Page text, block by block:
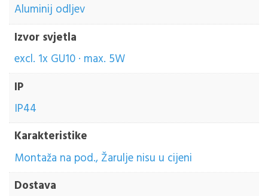
Aluminij odljev
Izvor svjetla
excl. 1x GU10 · max. 5W
IP
IP44
Karakteristike
Montaža na pod., Žarulje nisu u cijeni
Dostava